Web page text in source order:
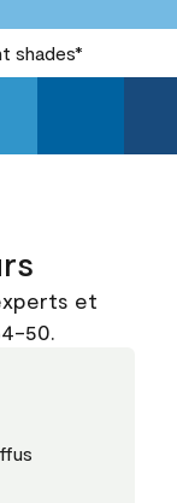
shades*
et
50.